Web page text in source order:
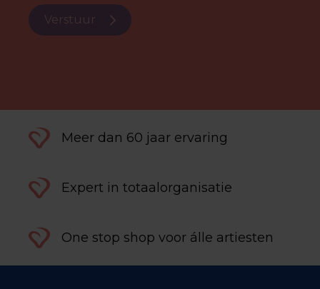
Verstuur
Meer dan 60 jaar ervaring
Expert in totaalorganisatie
One stop shop voor álle artiesten